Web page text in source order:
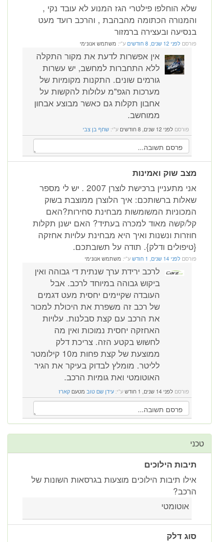
שלא הוחלפו פילטרי הגז המנוע לא עובד נקי ,
והמנורה הכתומה מהבהבת , והרכב רועד מעט
בנסיעה ובעצירה ברמזור
פורסם לפני 12 שנים, 8 חודשים ע"י: משתמש אנונימי
אין אפשרות לדעת את מקור התקלה
ללא התחברות למחשב, יש עשרות
גורמים שונים. התקנות מקומיות של
מערכות הגפ"מ עלולות להקשות על
אחבון תקלות גם כאשר מבוצע אבחון
ממוחשב.
פורסם לפני 12 שנים, 8 חודשים ע"י: שחף בן צבי
מצב שוק ואמינות
אני מתעניין ברכישת לוצרן 2007 . יש לי מספר
שאלות ברשותכם: איך הלוצרן ממוצבת בשוק
המכוניות המשומשות מבחינת סחירות?האם
קל/קשה מאוד למכרה בעתיד? האם ישנן תקלות
חוזרות ונשנות ואיך היא מבחינת עלויות אחזקה
{טיפולים ודלק}. תודה על תשובתכם.
פורסם לפני 14 שנים, 1 חודש ע"י: משתמש אנונימי
לרכב ירידת ערך שנתית די גבוהה ואין
ביקוש גבוהה במיוחד לרכב. אבל
העובדה שקיימים יחסית מעט דגמים
של רכב זה משפרת את היכולת למכור
את הרכב עם קצת סבלנות. עלויות
האחזקה יחסית נמוכות ואין מה
לחשוש בקטע הזה. צריכת דלק
ממוצעת של קצת פחות מ10 קילומטר
לליטר. מומלץ לבדוק בעיקר את הגיר
האוטומטי ואת גומיות הרכב.
פורסם לפני 14 שנים, 1 חודש ע"י: עידן שם טוב מטעם קארז
טכני
תיבות הילוכים
אילו תיבות הילוכים מוצעות בגרסאות השונות של
הרכב?
אוטומטי
סוג דלק